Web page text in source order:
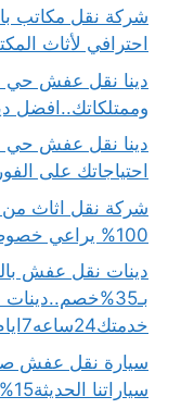
احترافي لأثاث
وممتلكاتك..افضل
دينا نقل عفش حي
احتياجاتك على الفور..20%
شركة نقل اثاث من
100% يراعي خصوصية رحلتك وأغراضك
دينات نقل عفش
خدمتك24ساعه7ايام
سيارة نقل عفش
سياراتنا الحديثة15%خصم فوري..اتصل بنا